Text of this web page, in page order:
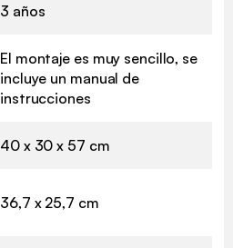
3 años
El montaje es muy sencillo, se
incluye un manual de
instrucciones
40 x 30 x 57 cm
36,7 x 25,7 cm